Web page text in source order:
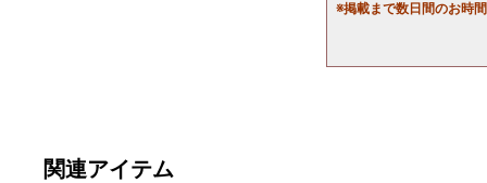
※掲載まで数日間のお時
関連アイテム